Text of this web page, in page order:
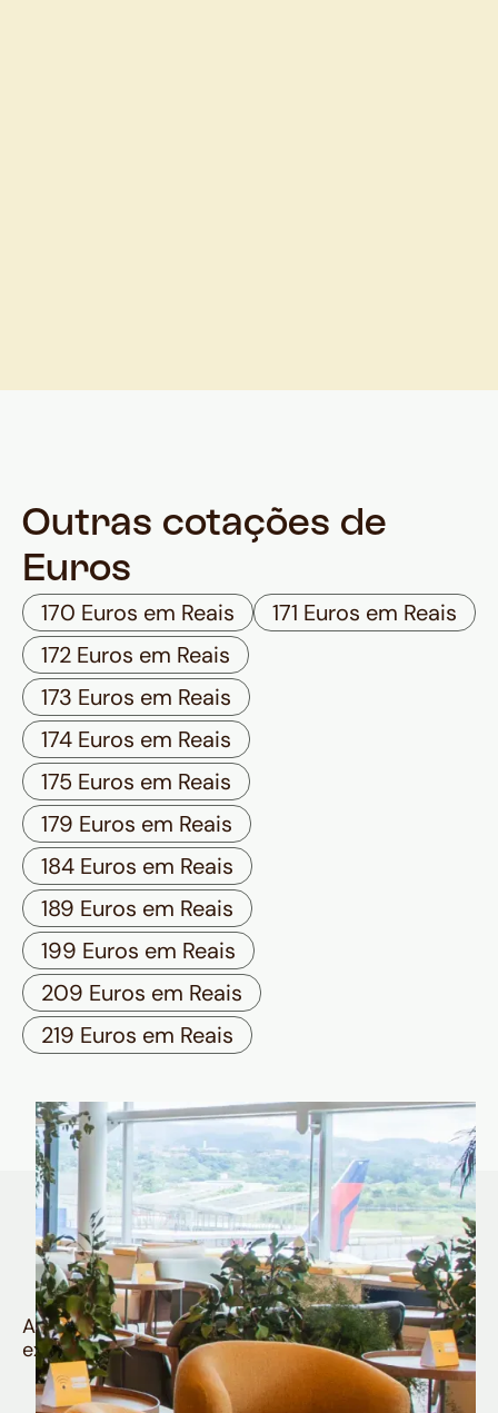
Outras cotações de
Euros
170 Euros em Reais
171 Euros em Reais
172 Euros em Reais
173 Euros em Reais
174 Euros em Reais
175 Euros em Reais
179 Euros em Reais
184 Euros em Reais
189 Euros em Reais
199 Euros em Reais
209 Euros em Reais
219 Euros em Reais
Quem é Nomad tem
muito mais
Aproveite todos os benefícios e vantagens
exclusivas da sua Conta Internacional